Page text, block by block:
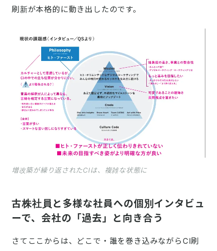
刷新が本格的に動き出したのです。
増改築が繰り返されたCIは、複雑な状態に
古株社員と多様な社員への個別インタビュ
ーで、会社の「過去」と向き合う
さてここからは、どこで・誰を巻き込みながらCI刷